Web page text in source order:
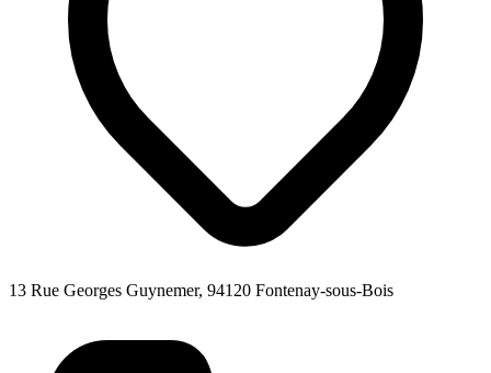
13 Rue Georges Guynemer, 94120 Fontenay-sous-Bois